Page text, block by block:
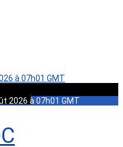
à 07h01 GMT
2026 à 07h01 GMT